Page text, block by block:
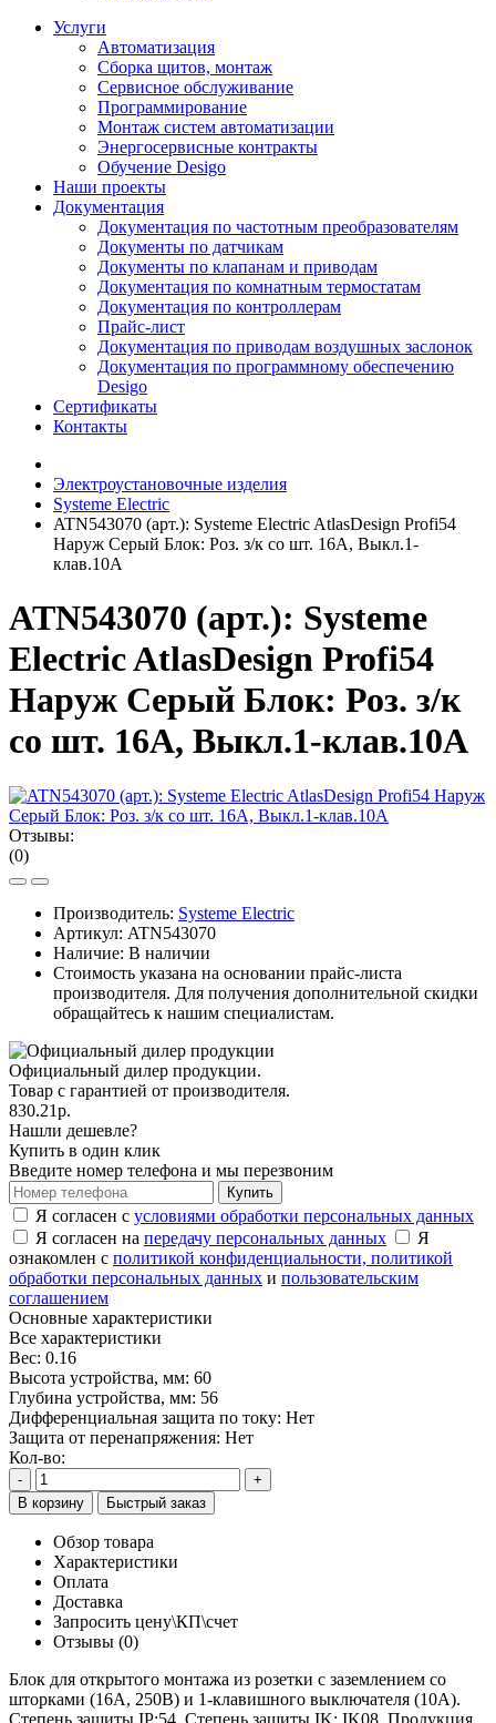
Услуги
Автоматизация
Сборка щитов, монтаж
Сервисное обслуживание
Программирование
Монтаж систем автоматизации
Энергосервисные контракты
Обучение Desigo
Наши проекты
Документация
Документация по частотным преобразователям
Документы по датчикам
Документы по клапанам и приводам
Документация по комнатным термостатам
Документация по контроллерам
Прайс-лист
Документация по приводам воздушных заслонок
Документация по программному обеспечению
Desigo
Сертификаты
Контакты
Электроустановочные изделия
Systeme Electric
ATN543070 (арт.): Systeme Electric AtlasDesign Profi54
Наруж Серый Блок: Роз. з/к со шт. 16А, Выкл.1-
клав.10А
ATN543070 (арт.): Systeme
Electric AtlasDesign Profi54
Наруж Серый Блок: Роз. з/к
со шт. 16А, Выкл.1-клав.10А
Отзывы:
(0)
Производитель: Systeme Electric
Артикул: ATN543070
Наличие: В наличии
Стоимость указана на основании прайс-листа
производителя. Для получения дополнительной скидки
обращайтесь к нашим специалистам.
Официальный дилер продукции.
Товар с гарантией от производителя.
830.21р.
Нашли дешевле?
Купить в один клик
Введите номер телефона и мы перезвоним
Купить
Я согласен с условиями обработки персональных данных
Я согласен на передачу персональных данных
Я
ознакомлен с политикой конфиденциальности, политикой
обработки персональных данных и пользовательским
соглашением
Основные характеристики
Все характеристики
Вес: 0.16
Высота устройства, мм: 60
Глубина устройства, мм: 56
Дифференциальная защита по току: Нет
Защита от перенапряжения: Нет
Кол-во:
-
+
В корзину
Быстрый заказ
Обзор товара
Характеристики
Оплата
Доставка
Запросить цену\КП\счет
Отзывы (0)
Блок для открытого монтажа из розетки с заземлением со
шторками (16А, 250В) и 1-клавишного выключателя (10А).
Степень защиты IP:54, Степень защиты IK: IK08. Продукция